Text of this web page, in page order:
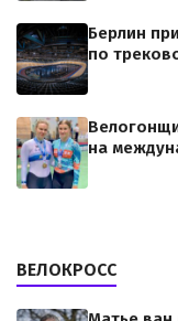
Берлин
по
на
ВЕЛОКРОСС